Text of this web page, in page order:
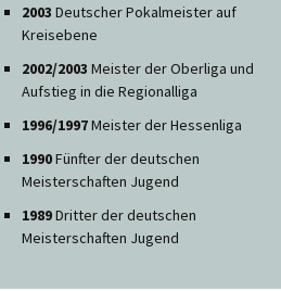
2003 Deutscher Pokalmeister auf
Kreisebene
2002/2003 Meister der Oberliga und
Aufstieg in die Regionalliga
1996/1997Meister der Hessenliga
1990Fünfter der deutschen
Meisterschaften Jugend
1989Dritter der deutschen
Meisterschaften Jugend